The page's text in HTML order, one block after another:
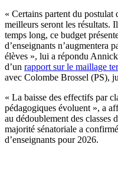
« Certains partent du postulat
meilleurs seront les résultats.
temps long, ce budget
d’enseignants n’augmentera
élèves », lui a répondu
d’un rapport sur le maillage
avec Colombe Brossel (PS),
« La baisse des effectifs par
pédagogiques évoluent », a
au dédoublement des classes
majorité sénatoriale a
d’enseignants pour 2026.